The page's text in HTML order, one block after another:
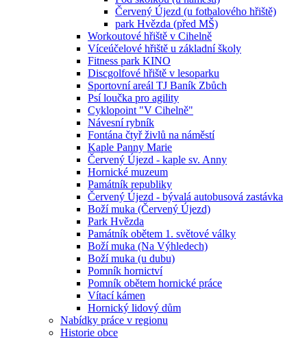
Červený Újezd (u fotbalového hřiště)
park Hvězda (před MŠ)
Workoutové hřiště v Cihelně
Víceúčelové hřiště u základní školy
Fitness park KINO
Discgolfové hřiště v lesoparku
Sportovní areál TJ Baník Zbůch
Psí loučka pro agility
Cyklopoint "V Cihelně"
Návesní rybník
Fontána čtyř živlů na náměstí
Kaple Panny Marie
Červený Újezd - kaple sv. Anny
Hornické muzeum
Památník republiky
Červený Újezd - bývalá autobusová zastávka
Boží muka (Červený Újezd)
Park Hvězda
Památník obětem 1. světové války
Boží muka (Na Výhledech)
Boží muka (u dubu)
Pomník hornictví
Pomník obětem hornické práce
Vítací kámen
Hornický lidový dům
Nabídky práce v regionu
Historie obce